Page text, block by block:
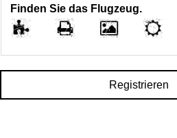
Finden Sie das Flugzeug.
Registrieren